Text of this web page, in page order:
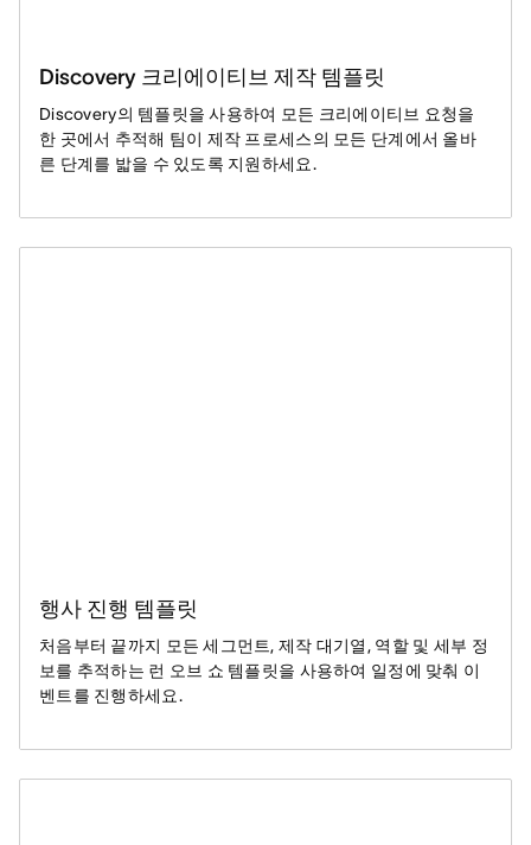
Discovery 크리에이티브 제작 템플릿
Discovery의 템플릿을 사용하여 모든 크리에이티브 요청을
한 곳에서 추적해 팀이 제작 프로세스의 모든 단계에서 올바
른 단계를 밟을 수 있도록 지원하세요.
행사 진행 템플릿
처음부터 끝까지 모든 세그먼트, 제작 대기열, 역할 및 세부 정
보를 추적하는 런 오브 쇼 템플릿을 사용하여 일정에 맞춰 이
벤트를 진행하세요.